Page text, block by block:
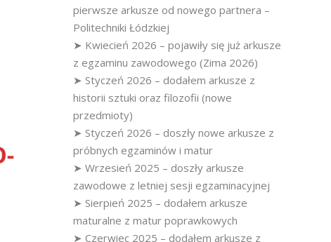
pierwsze arkusze od nowego partnera –
Politechniki Łódzkiej
➤ Kwiecień 2026 – pojawiły się już arkusze
z egzaminu zawodowego (Zima 2026)
➤ Styczeń 2026 – dodałem arkusze z
historii sztuki oraz filozofii (nowe
przedmioty)
➤ Styczeń 2026 – doszły nowe arkusze z
próbnych egzaminów i matur
➤ Wrzesień 2025 – doszły arkusze
zawodowe z letniej sesji egzaminacyjnej
➤ Sierpień 2025 – dodałem arkusze
maturalne z matur poprawkowych
➤ Czerwiec 2025 – dodałem arkusze z